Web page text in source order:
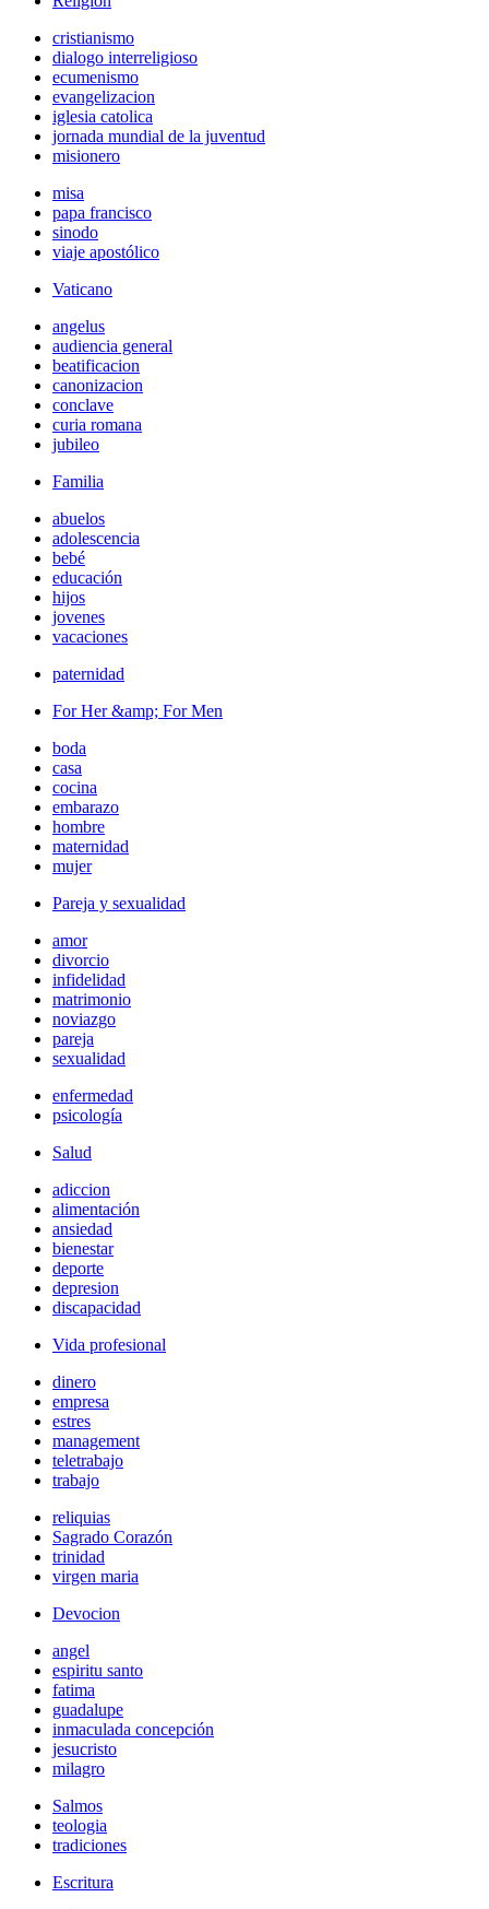
cristianismo
dialogo interreligioso
ecumenismo
evangelizacion
iglesia catolica
jornada mundial de la juventud
misionero
misa
papa francisco
sinodo
viaje apostólico
Vaticano
angelus
audiencia general
beatificacion
canonizacion
conclave
curia romana
jubileo
Familia
abuelos
adolescencia
bebé
educación
hijos
jovenes
vacaciones
paternidad
For Her &amp; For Men
boda
casa
cocina
embarazo
hombre
maternidad
mujer
Pareja y sexualidad
amor
divorcio
infidelidad
matrimonio
noviazgo
pareja
sexualidad
enfermedad
psicología
Salud
adiccion
alimentación
ansiedad
bienestar
deporte
depresion
discapacidad
Vida profesional
dinero
empresa
estres
management
teletrabajo
trabajo
reliquias
Sagrado Corazón
trinidad
virgen maria
Devocion
angel
espiritu santo
fatima
guadalupe
inmaculada concepción
jesucristo
milagro
Salmos
teologia
tradiciones
Escritura